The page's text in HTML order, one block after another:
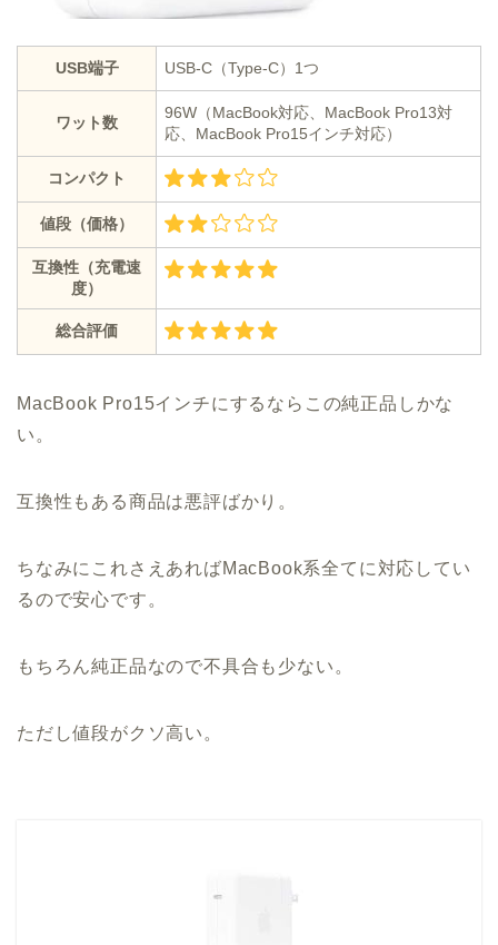
USB端子 USB-C（Type-C）1つ
ワット数
96W（MacBook対応、MacBook Pro13対
応、MacBook Pro15インチ対応）
コンパクト
値段（価格）
互換性（充電速
度）
総合評価
MacBook Pro15インチにするならこの純正品しかな
い。
互換性もある商品は悪評ばかり。
ちなみにこれさえあればMacBook系全てに対応してい
るので安心です。
もちろん純正品なので不具合も少ない。
ただし値段がクソ高い。